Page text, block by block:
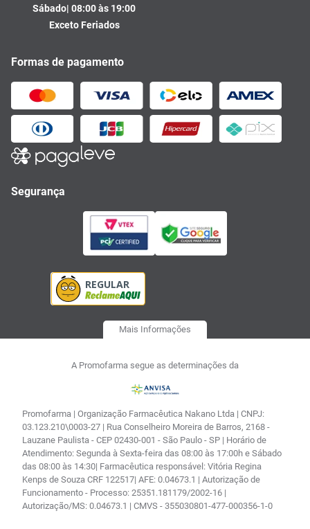
Sábado| 08:00 às 19:00
Exceto Feriados
Formas de pagamento
Segurança
Mais Informações
A Promofarma segue as determinações da
Promofarma | Organização Farmacêutica Nakano Ltda | CNPJ:
03.123.210\0003-27 | Rua Conselheiro Moreira de Barros, 2168 -
Lauzane Paulista - CEP 02430-001 - São Paulo - SP | Horário de
Atendimento: Segunda à Sexta-feira das 08:00 às 17:00h e Sábado
das 08:00 às 14:30| Farmacêutica responsável: Vitória Regina
Kenps de Souza CRF 122517| AFE: 0.04673.1 | Autorização de
Funcionamento - Processo: 25351.181179/2002-16 |
Autorização/MS: 0.04673.1 | CMVS - 355030801-477-000356-1-0